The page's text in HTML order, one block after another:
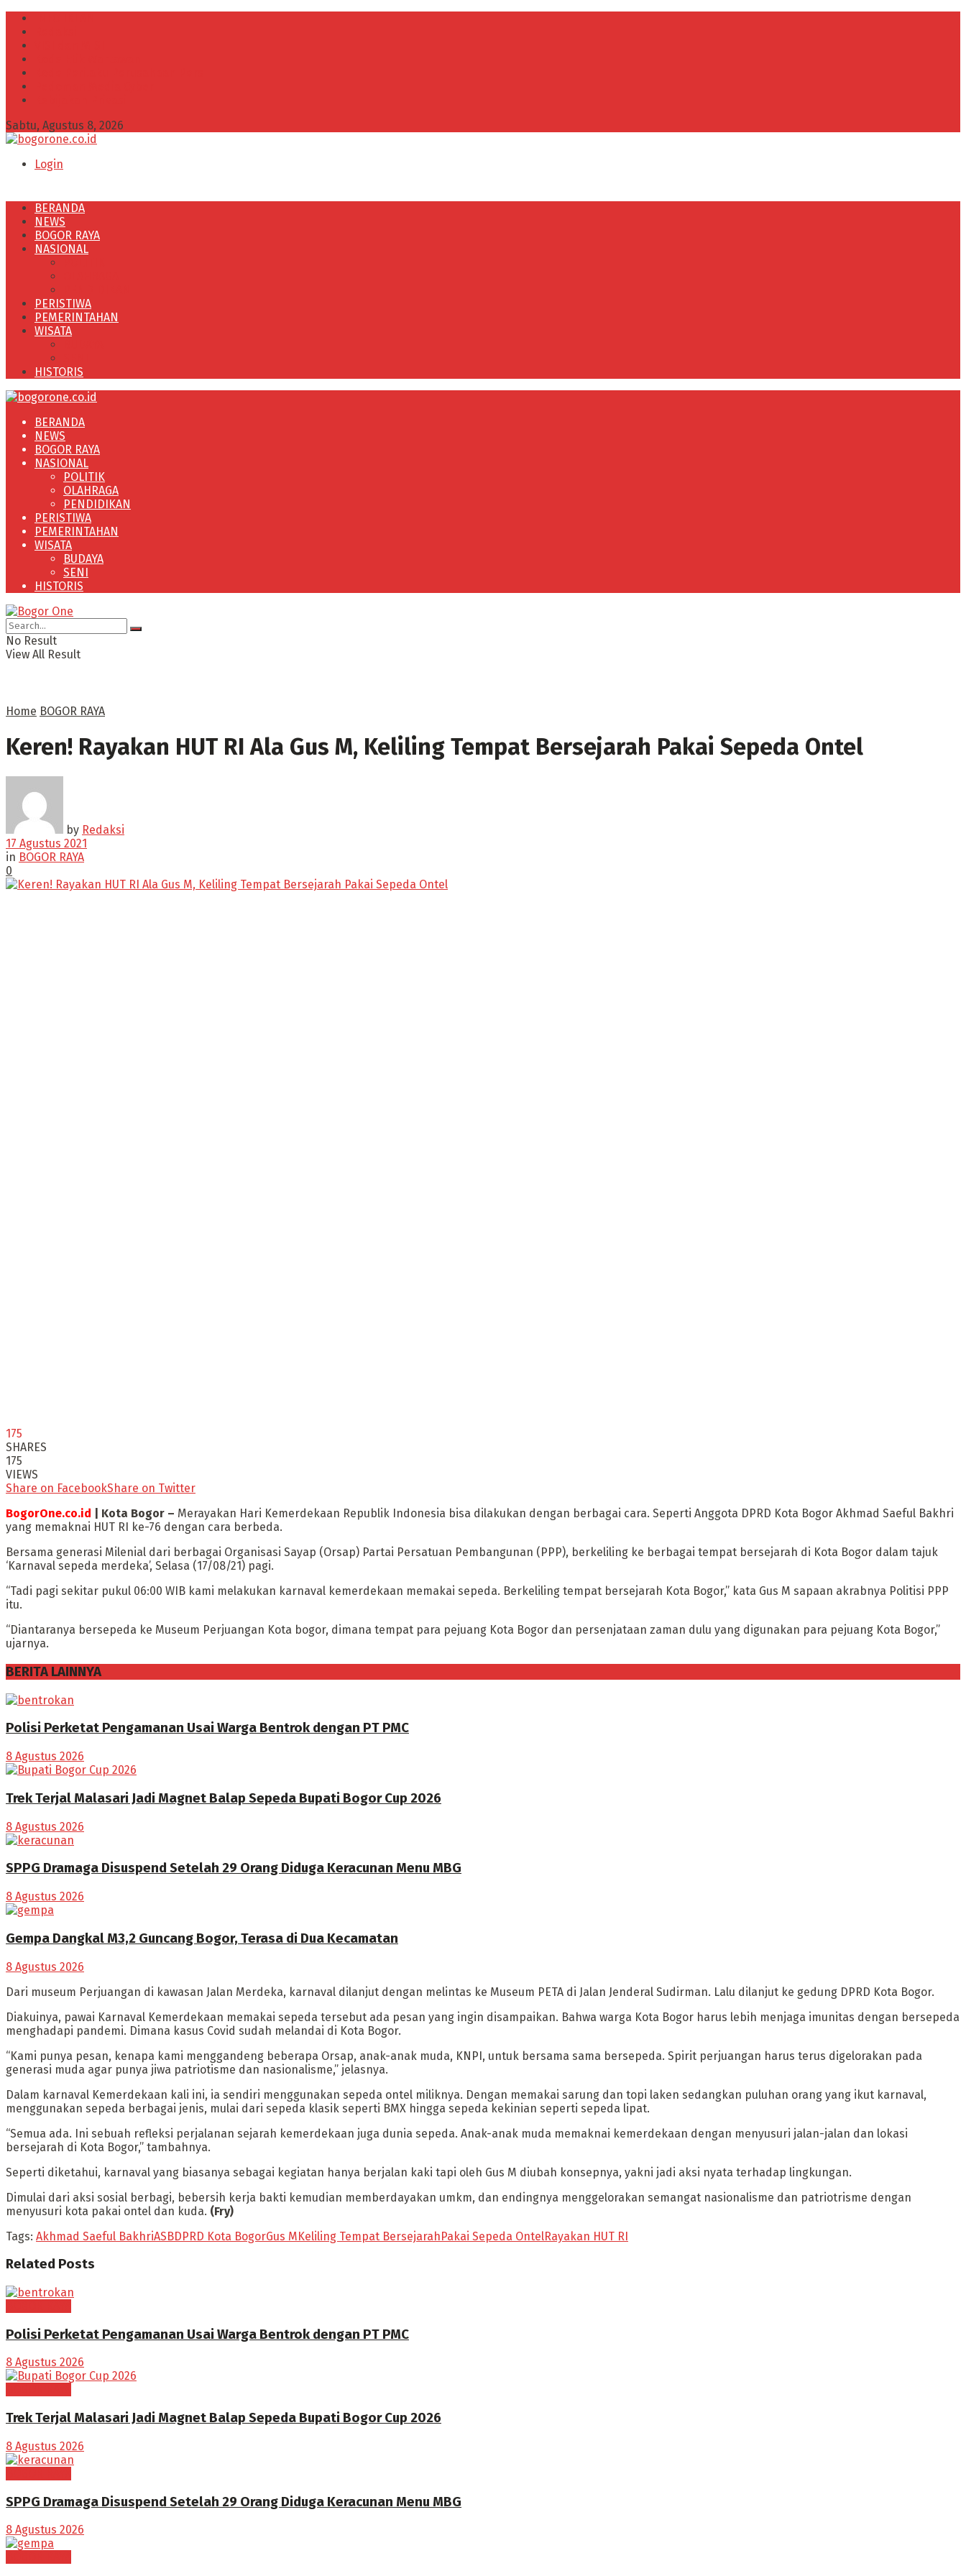
Sabtu, Agustus 8, 2026
Login
BERANDA
NEWS
BOGOR RAYA
NASIONAL
PERISTIWA
PEMERINTAHAN
WISATA
HISTORIS
BERANDA
NEWS
BOGOR RAYA
NASIONAL
POLITIK
OLAHRAGA
PENDIDIKAN
PERISTIWA
PEMERINTAHAN
WISATA
BUDAYA
SENI
HISTORIS
No Result
View All Result
Home BOGOR RAYA
Keren! Rayakan HUT RI Ala Gus M, Keliling Tempat Bersejarah Pakai Sepeda Ontel
by Redaksi
17 Agustus 2021
in BOGOR RAYA
0
175
SHARES
175
VIEWS
Share on FacebookShare on Twitter
BogorOne.co.id
| Kota Bogor – Merayakan Hari Kemerdekaan Republik Indonesia bisa dilakukan dengan berbagai cara. Seperti Anggota DPRD Kota Bogor Akhmad Saeful Bakhri
yang memaknai HUT RI ke-76 dengan cara berbeda.
Bersama generasi Milenial dari berbagai Organisasi Sayap (Orsap) Partai Persatuan Pembangunan (PPP), berkeliling ke berbagai tempat bersejarah di Kota Bogor dalam tajuk
‘Karnaval sepeda merdeka’, Selasa (17/08/21) pagi.
“Tadi pagi sekitar pukul 06:00 WIB kami melakukan karnaval kemerdekaan memakai sepeda. Berkeliling tempat bersejarah Kota Bogor,” kata Gus M sapaan akrabnya Politisi PPP
itu.
“Diantaranya bersepeda ke Museum Perjuangan Kota bogor, dimana tempat para pejuang Kota Bogor dan persenjataan zaman dulu yang digunakan para pejuang Kota Bogor,”
ujarnya.
BERITA LAINNYA
Polisi Perketat Pengamanan Usai Warga Bentrok dengan PT PMC
8 Agustus 2026
Trek Terjal Malasari Jadi Magnet Balap Sepeda Bupati Bogor Cup 2026
8 Agustus 2026
SPPG Dramaga Disuspend Setelah 29 Orang Diduga Keracunan Menu MBG
8 Agustus 2026
Gempa Dangkal M3,2 Guncang Bogor, Terasa di Dua Kecamatan
8 Agustus 2026
Dari museum Perjuangan di kawasan Jalan Merdeka, karnaval dilanjut dengan melintas ke Museum PETA di Jalan Jenderal Sudirman. Lalu dilanjut ke gedung DPRD Kota Bogor.
Diakuinya, pawai Karnaval Kemerdekaan memakai sepeda tersebut ada pesan yang ingin disampaikan. Bahwa warga Kota Bogor harus lebih menjaga imunitas dengan bersepeda
menghadapi pandemi. Dimana kasus Covid sudah melandai di Kota Bogor.
“Kami punya pesan, kenapa kami menggandeng beberapa Orsap, anak-anak muda, KNPI, untuk bersama sama bersepeda. Spirit perjuangan harus terus digelorakan pada
generasi muda agar punya jiwa patriotisme dan nasionalisme,” jelasnya.
Dalam karnaval Kemerdekaan kali ini, ia sendiri menggunakan sepeda ontel miliknya. Dengan memakai sarung dan topi laken sedangkan puluhan orang yang ikut karnaval,
menggunakan sepeda berbagai jenis, mulai dari sepeda klasik seperti BMX hingga sepeda kekinian seperti sepeda lipat.
“Semua ada. Ini sebuah refleksi perjalanan sejarah kemerdekaan juga dunia sepeda. Anak-anak muda memaknai kemerdekaan dengan menyusuri jalan-jalan dan lokasi
bersejarah di Kota Bogor,” tambahnya.
Seperti diketahui, karnaval yang biasanya sebagai kegiatan hanya berjalan kaki tapi oleh Gus M diubah konsepnya, yakni jadi aksi nyata terhadap lingkungan.
Dimulai dari aksi sosial berbagi, bebersih kerja bakti kemudian memberdayakan umkm, dan endingnya menggelorakan semangat nasionalisme dan patriotrisme dengan
menyusuri kota pakai ontel dan kuda. (Fry)
Tags: Akhmad Saeful BakhriASBDPRD Kota BogorGus MKeliling Tempat BersejarahPakai Sepeda OntelRayakan HUT RI
Related Posts
Polisi Perketat Pengamanan Usai Warga Bentrok dengan PT PMC
8 Agustus 2026
Trek Terjal Malasari Jadi Magnet Balap Sepeda Bupati Bogor Cup 2026
8 Agustus 2026
SPPG Dramaga Disuspend Setelah 29 Orang Diduga Keracunan Menu MBG
8 Agustus 2026